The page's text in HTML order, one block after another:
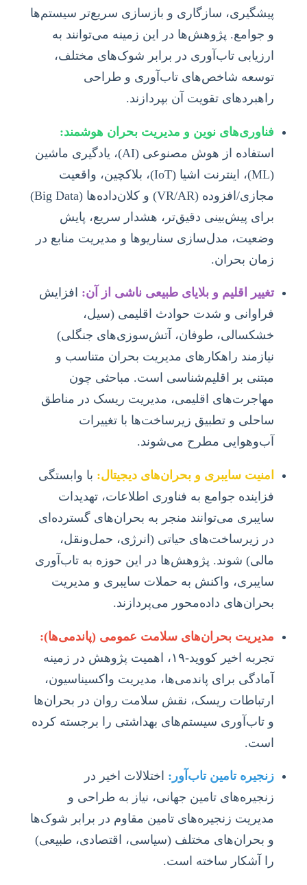
پیشگیری، سازگاری و بازسازی سریع‌تر سیستم‌ها
و جوامع. پژوهش‌ها در این زمینه می‌توانند به
ارزیابی تاب‌آوری در برابر شوک‌های مختلف،
توسعه شاخص‌های تاب‌آوری و طراحی
راهبردهای تقویت آن بپردازند.
فناوری‌های نوین و مدیریت بحران هوشمند:
استفاده از هوش مصنوعی (AI)، یادگیری ماشین
(ML)، اینترنت اشیا (IoT)، بلاکچین، واقعیت
مجازی/افزوده (VR/AR) و کلان‌داده‌ها (Big Data)
برای پیش‌بینی دقیق‌تر، هشدار سریع، پایش
وضعیت، مدل‌سازی سناریوها و مدیریت منابع در
زمان بحران.
تغییر اقلیم و بلایای طبیعی ناشی از آن: افزایش
فراوانی و شدت حوادث اقلیمی (سیل،
خشکسالی، طوفان، آتش‌سوزی‌های جنگلی)
نیازمند راهکارهای مدیریت بحران متناسب و
مبتنی بر اقلیم‌شناسی است. مباحثی چون
مهاجرت‌های اقلیمی، مدیریت ریسک در مناطق
ساحلی و تطبیق زیرساخت‌ها با تغییرات
آب‌وهوایی مطرح می‌شوند.
امنیت سایبری و بحران‌های دیجیتال: با وابستگی
فزاینده جوامع به فناوری اطلاعات، تهدیدات
سایبری می‌توانند منجر به بحران‌های گسترده‌ای
در زیرساخت‌های حیاتی (انرژی، حمل‌ونقل،
مالی) شوند. پژوهش‌ها در این حوزه به تاب‌آوری
سایبری، واکنش به حملات سایبری و مدیریت
بحران‌های داده‌محور می‌پردازند.
مدیریت بحران‌های سلامت عمومی (پاندمی‌ها):
تجربه اخیر کووید-۱۹، اهمیت پژوهش در زمینه
آمادگی برای پاندمی‌ها، مدیریت واکسیناسیون،
ارتباطات ریسک، نقش سلامت روان در بحران‌ها
و تاب‌آوری سیستم‌های بهداشتی را برجسته کرده
است.
زنجیره تامین تاب‌آور: اختلالات اخیر در
زنجیره‌های تامین جهانی، نیاز به طراحی و
مدیریت زنجیره‌های تامین مقاوم در برابر شوک‌ها
و بحران‌های مختلف (سیاسی، اقتصادی، طبیعی)
را آشکار ساخته است.